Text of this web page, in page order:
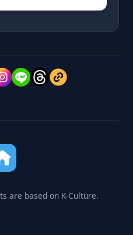
are based on K-Culture.